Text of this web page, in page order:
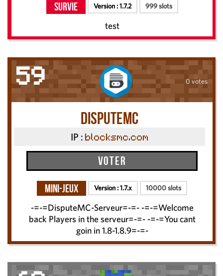
Survie Version :1.7.2 999 slots
test
59 0 votes
DisputeMC
IP : blocksmc.com
Voter
Mini-Jeux Version :1.7.x 10000 slots
-=-=DisputeMC-Serveur=-=- -=-=Welcome
back Players in the serveur=-=- -=-=You cant
goin in 1.8-1.8.9=-=-